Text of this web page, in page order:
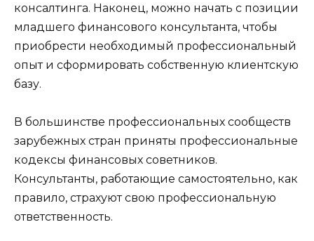
консалтинга. Наконец, можно начать с позиции
младшего финансового консультанта, чтобы
приобрести необходимый профессиональный
опыт и сформировать собственную клиентскую
базу.
В большинстве профессиональных сообществ
зарубежных стран приняты профессиональные
кодексы финансовых советников.
Консультанты, работающие самостоятельно, как
правило, страхуют свою профессиональную
ответственность.